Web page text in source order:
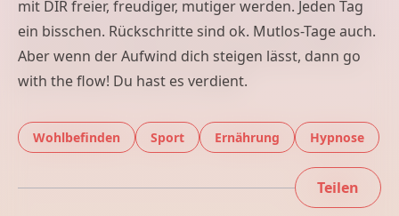
mit DIR freier, freudiger, mutiger werden. Jeden Tag
ein bisschen. Rückschritte sind ok. Mutlos-Tage auch.
Aber wenn der Aufwind dich steigen lässt, dann go
with the flow! Du hast es verdient.
Hypnose und
Wohlbefinden Hypnose und
Sport Hypnose und
Ernährung Hypnose
Hypnose
Teilen